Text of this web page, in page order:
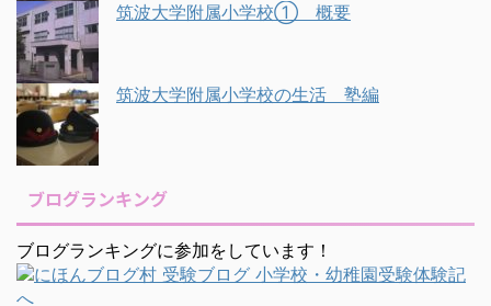
筑波大学附属小学校① 概要
筑波大学附属小学校の生活 塾編
ブログランキング
ブログランキングに参加をしています！